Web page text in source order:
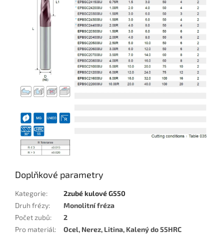
Doplňkové parametry
Kategorie:
2zubé kulové G550
Druh frézy:
Monolitní fréza
Počet zubů:
2
Pro materiál:
Ocel, Nerez, Litina, Kalený do 55HRC